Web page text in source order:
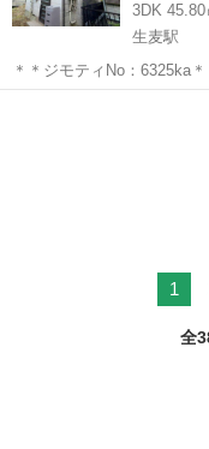
3DK 45.80
生麦駅
＊＊ジモティNo：6325ka＊＊ ❗【必ずお読みください】❗ ジモティ
物件掲載のみです、詳細を
1
全